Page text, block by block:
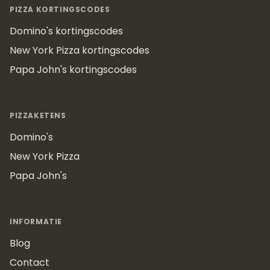
PIZZA KORTINGSCODES
Domino's kortingscodes
New York Pizza kortingscodes
Papa John's kortingscodes
PIZZAKETENS
Domino's
New York Pizza
Papa John's
INFORMATIE
Blog
Contact